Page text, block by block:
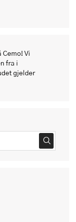
Vi
fra i
gjelder